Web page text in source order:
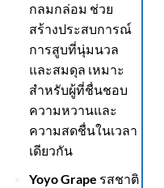
กลมกล่อม ช่วย
สร้างประสบการณ์
การสูบที่นุ่มนวล
และสมดุล เหมาะ
สำหรับผู้ที่ชื่นชอบ
ความหวานและ
ความสดชื่นในเวลา
เดียวกัน
Yoyo Grape รสชาติ